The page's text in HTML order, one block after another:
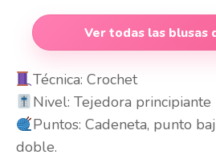
Ver todas las blusas
Técnica: Crochet
Nivel: Tejedora principiante
Puntos: Cadeneta, punto
doble.